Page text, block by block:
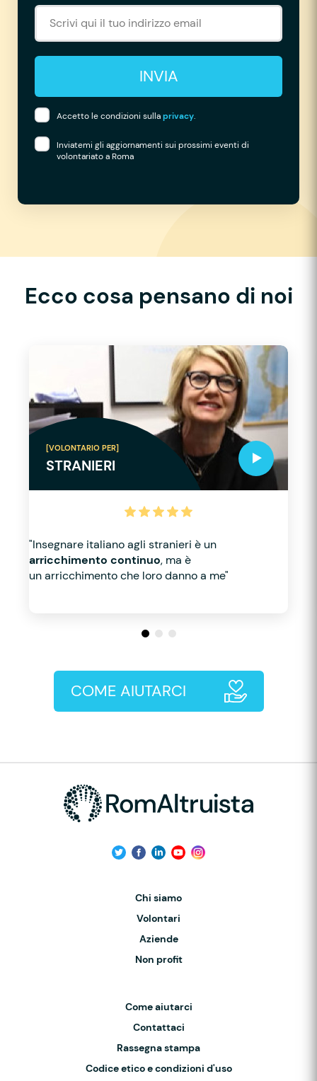
INVIA
Accetto le condizioni sullaprivacy.
Inviatemi gli aggiornamenti sui prossimi eventi di
volontariato a Roma
Ecco cosa pensano di noi
[VOLONTARIO PER]
STRANIERI
"Insegnare italiano agli stranieri è un
arricchimento continuo, ma è
un arricchimento che loro danno a me"
COME AIUTARCI
Chi siamo
Volontari
Aziende
Non profit
Come aiutarci
Contattaci
Rassegna stampa
Codice etico e condizioni d'uso